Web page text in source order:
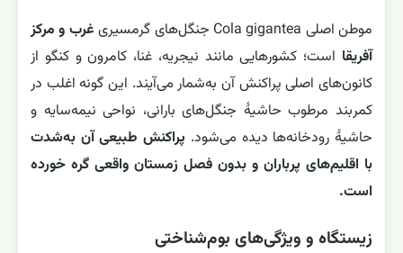
موطن اصلی Cola gigantea جنگل‌های گرمسیری
غرب و مرکز
آفریقا است؛ کشورهایی مانند نیجریه، غنا، کامرون و کنگو از
کانون‌های اصلی پراکنش آن به‌شمار می‌آیند. این گونه اغلب در
کمربند مرطوب حاشیهٔ جنگل‌های بارانی، نواحی نیمه‌سایه و
حاشیهٔ رودخانه‌ها دیده می‌شود. پراکنش طبیعی آن به‌شدت
با اقلیم‌های پرباران و بدون فصل زمستان واقعی گره خورده
است.
زیستگاه و ویژگی‌های بوم‌شناختی